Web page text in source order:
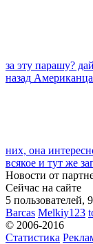
за эту парашу?
назад
них, она
всякое и тут же
Новости от
Сейчас на сайте
5 пользователей,
Barcas Melkiy123
© 2006-2016
Статистика